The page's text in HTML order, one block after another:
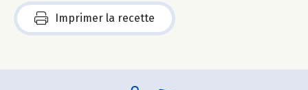
Imprimer la recette